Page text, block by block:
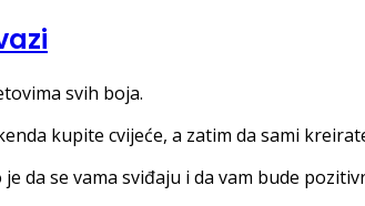
svih boja.
kupite cvijeće, a zatim da sami
se vama sviđaju i da vam bude